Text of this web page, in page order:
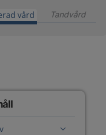
är ännu ej
vård Tandvård